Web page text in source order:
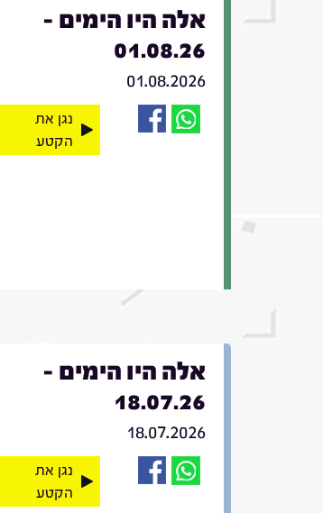
אלה היו הימים -
01.08.26
01.08.2026
נגן את
הקטע
אלה היו הימים -
18.07.26
18.07.2026
נגן את
הקטע